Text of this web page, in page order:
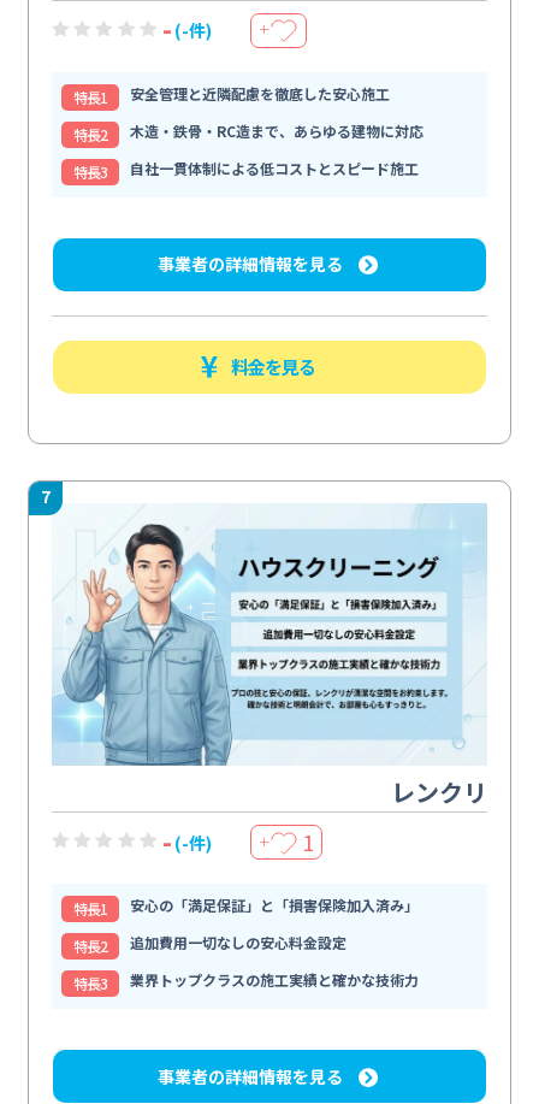
- (-件) ＋
特⻑1
安全管理と近隣配慮を徹底した安心施工
特⻑2
木造・鉄骨・RC造まで、あらゆる建物に対応
特⻑3
自社一貫体制による低コストとスピード施工
事業者の詳細情報を見る
料金を見る
7
レンクリ
- (-件) ＋ 1
特⻑1
安心の「満足保証」と「損害保険加入済み」
特⻑2
追加費用一切なしの安心料金設定
特⻑3
業界トップクラスの施工実績と確かな技術力
事業者の詳細情報を見る